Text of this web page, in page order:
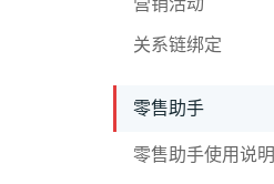
营销活动
关系链绑定
零售助手
零售助手使用说明